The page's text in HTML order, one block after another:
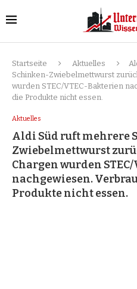
Startseite Aktuelles
Schinken-Zwiebelmettwurst
wurden STEC/VTEC-Bakterien
die Produkte nicht essen.
Aktuelles
Aldi Süd ruft mehrere
Zwiebelmettwurst
Chargen wurden
nachgewiesen.
Produkte nicht essen.